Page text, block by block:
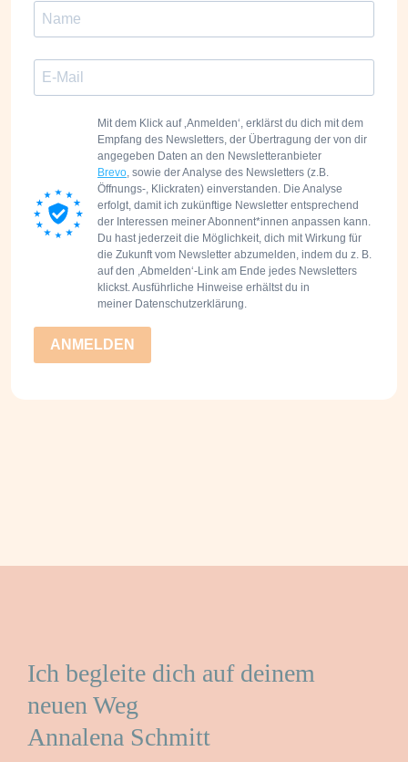
Mit dem Klick auf ‚Anmelden‘, erklärst du dich mit dem
Empfang des Newsletters, der Übertragung der von dir
angegeben Daten an den Newsletteranbieter
Brevo sowie der Analyse des Newsletters (z.B.
Öffnungs-, Klickraten) einverstanden. Die Analyse
erfolgt, damit ich zukünftige Newsletter entsprechend
der Interessen meiner Abonnent*innen anpassen kann.
Du hast jederzeit die Möglichkeit, dich mit Wirkung für
die Zukunft vom Newsletter abzumelden, indem du z. B.
auf den ,Abmelden‘-Link am Ende jedes Newsletters
klickst. Ausführliche Hinweise erhältst du in
meiner Datenschutzerklärung.
ANMELDEN
Ich begleite dich auf deinem
neuen Weg
Annalena Schmitt